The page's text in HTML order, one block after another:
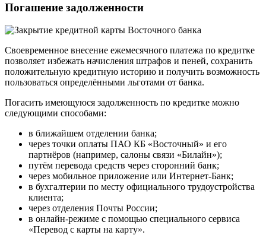
Погашение задолженности
Своевременное внесение ежемесячного платежа по кредитке
позволяет избежать начисления штрафов и пеней, сохранить
положительную кредитную историю и получить возможность
пользоваться определёнными льготами от банка.
Погасить имеющуюся задолженность по кредитке можно
следующими способами:
в ближайшем отделении банка;
через точки оплаты ПАО КБ «Восточный» и его
партнёров (например, салоны связи «Билайн»);
путём перевода средств через сторонний банк;
через мобильное приложение или Интернет-Банк;
в бухгалтерии по месту официального трудоустройства
клиента;
через отделения Почты России;
в онлайн-режиме с помощью специального сервиса
«Перевод с карты на карту».